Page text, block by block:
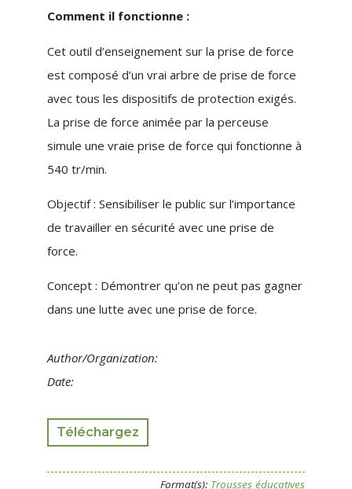
Comment il fonctionne :
Cet outil d’enseignement sur la prise de force
est composé d’un vrai arbre de prise de force
avec tous les dispositifs de protection exigés.
La prise de force animée par la perceuse
simule une vraie prise de force qui fonctionne à
540 tr/min.
Objectif : Sensibiliser le public sur l’importance
de travailler en sécurité avec une prise de
force.
Concept : Démontrer qu’on ne peut pas gagner
dans une lutte avec une prise de force.
Author/Organization:
Date:
Téléchargez
Format(s): Trousses éducatives